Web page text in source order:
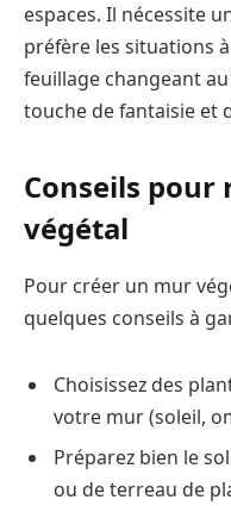
espaces. Il nécessite
préfère les situations
feuillage changeant
touche de fantaisie et
Conseils
végétal
Pour créer un mur
quelques conseils à
Choisissez des
votre mur (soleil,
Préparez bien le
ou de terreau de